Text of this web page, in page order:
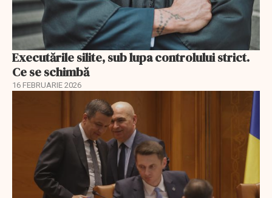
Executările silite, sub lupa controlului strict.
Ce se schimbă
16 FEBRUARIE 2026